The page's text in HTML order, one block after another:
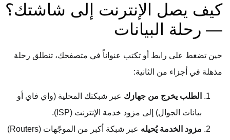
كيف يصل الإنترنت إلى شاشتك؟
— رحلة البيانات
حين تضغط على رابط أو تكتب عنواناً في متصفحك، تنطلق رحلة
مذهلة في أجزاء من الثانية:
الطلب يخرج من جهازك عبر شبكتك المحلية (واي فاي أو
بيانات الجوال) إلى مزود خدمة الإنترنت (ISP).
مزود الخدمة يُحيله
عبر شبكة أكبر من الموجّهات (Routers)